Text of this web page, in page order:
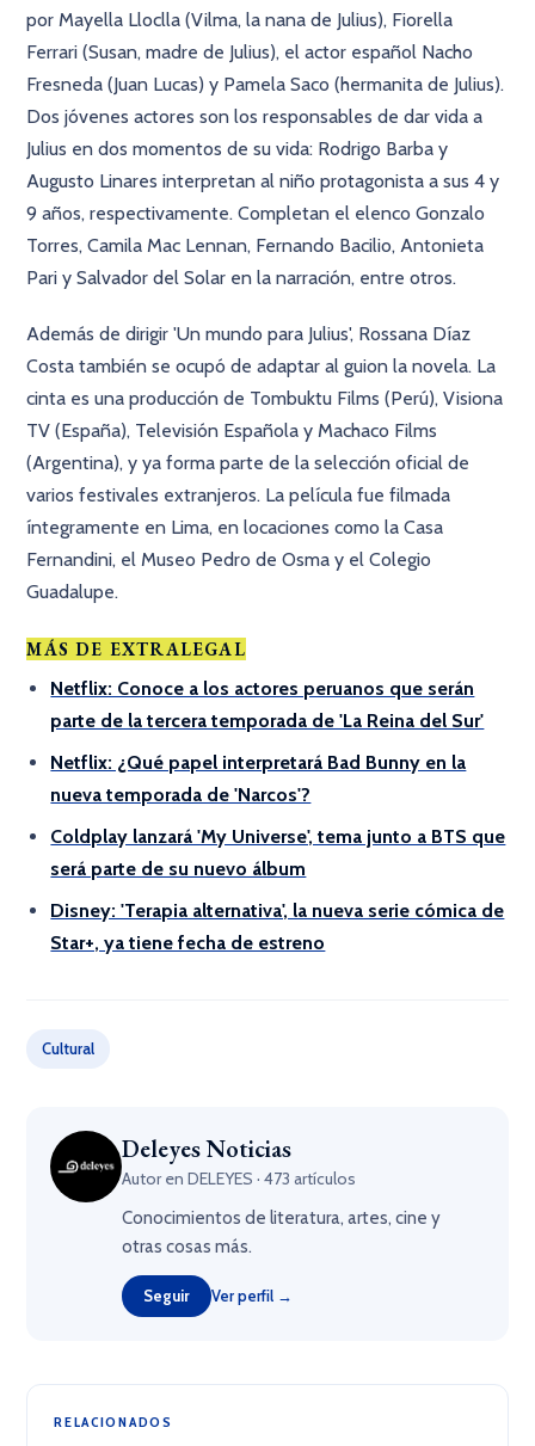
por Mayella Lloclla (Vilma, la nana de Julius), Fiorella
Ferrari (Susan, madre de Julius), el actor español Nacho
Fresneda (Juan Lucas) y Pamela Saco (hermanita de Julius).
Dos jóvenes actores son los responsables de dar vida a
Julius en dos momentos de su vida: Rodrigo Barba y
Augusto Linares interpretan al niño protagonista a sus 4 y
9 años, respectivamente. Completan el elenco Gonzalo
Torres, Camila Mac Lennan, Fernando Bacilio, Antonieta
Pari y Salvador del Solar en la narración, entre otros.
Además de dirigir 'Un mundo para Julius', Rossana Díaz
Costa también se ocupó de adaptar al guion la novela. La
cinta es una producción de Tombuktu Films (Perú), Visiona
TV (España), Televisión Española y Machaco Films
(Argentina), y ya forma parte de la selección oficial de
varios festivales extranjeros. La película fue filmada
íntegramente en Lima, en locaciones como la Casa
Fernandini, el Museo Pedro de Osma y el Colegio
Guadalupe.
MÁS DE EXTRALEGAL
Netflix: Conoce a los actores peruanos que serán
parte de la tercera temporada de 'La Reina del Sur'
Netflix: ¿Qué papel interpretará Bad Bunny en la
nueva temporada de 'Narcos'?
Coldplay lanzará 'My Universe', tema junto a BTS que
será parte de su nuevo álbum
Disney: 'Terapia alternativa', la nueva serie cómica de
Star+, ya tiene fecha de estreno
Cultural
Deleyes Noticias
Autor en DELEYES · 473 artículos
Conocimientos de literatura, artes, cine y
otras cosas más.
Seguir Ver perfil →
RELACIONADOS